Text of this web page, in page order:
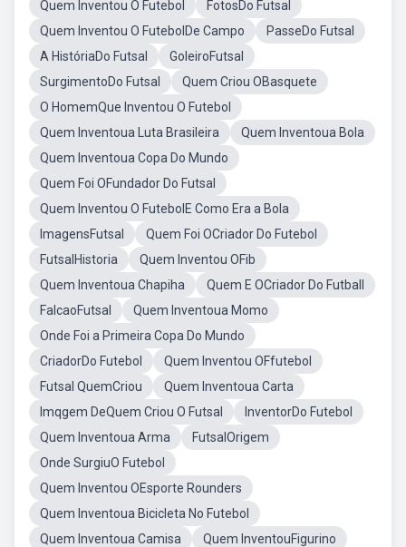
Quem Inventou O Futebol
FotosDo Futsal
Quem Inventou O FutebolDe Campo
PasseDo Futsal
A HistóriaDo Futsal
GoleiroFutsal
SurgimentoDo Futsal
Quem Criou OBasquete
O HomemQue Inventou O Futebol
Quem Inventoua Luta Brasileira
Quem Inventoua Bola
Quem Inventoua Copa Do Mundo
Quem Foi OFundador Do Futsal
Quem Inventou O FutebolE Como Era a Bola
ImagensFutsal
Quem Foi OCriador Do Futebol
FutsalHistoria
Quem Inventou OFib
Quem Inventoua Chapiha
Quem E OCriador Do Futball
FalcaoFutsal
Quem Inventoua Momo
Onde Foi a Primeira Copa Do Mundo
CriadorDo Futebol
Quem Inventou OFfutebol
Futsal QuemCriou
Quem Inventoua Carta
Imqgem DeQuem Criou O Futsal
InventorDo Futebol
Quem Inventoua Arma
FutsalOrigem
Onde SurgiuO Futebol
Quem Inventou OEsporte Rounders
Quem Inventoua Bicicleta No Futebol
Quem Inventoua Camisa
Quem InventouFigurino